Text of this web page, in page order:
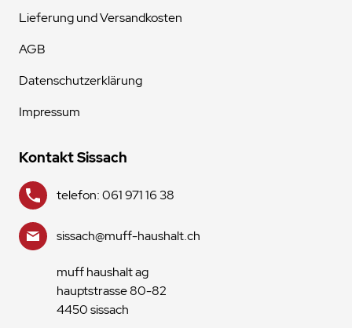
Lieferung und Versandkosten
AGB
Datenschutzerklärung
Impressum
Kontakt Sissach
telefon: 061 971 16 38
sissach@muff-haushalt.ch
muff haushalt ag
hauptstrasse 80-82
4450 sissach